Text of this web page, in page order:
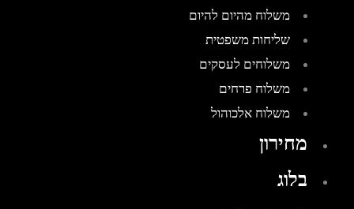
משלוח מהיום להיום
שליחות משפטית
משלוחים לעסקים
משלוח פרחים
משלוח אלכוהול
מחירון
בלוג